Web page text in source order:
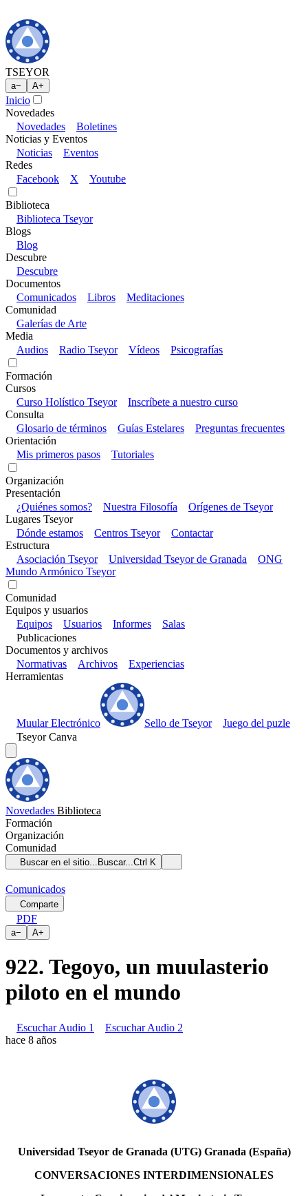
TSEYOR
a− A+
Inicio
Novedades
Novedades
Boletines
Noticias y Eventos
Noticias
Eventos
Redes
Facebook
X Youtube
Biblioteca
Biblioteca Tseyor
Blogs
Blog
Descubre
Descubre
Documentos
Comunicados
Libros
Meditaciones
Comunidad
Galerías de Arte
Media
Audios
Radio Tseyor Vídeos Psicografías
Formación
Cursos
Curso Holístico Tseyor
Inscríbete a nuestro curso
Consulta
Glosario de términos
Guías Estelares
Preguntas frecuentes
Orientación
Mis primeros pasos
Tutoriales
Organización
Presentación
¿Quiénes somos?
Nuestra Filosofía
Orígenes de Tseyor
Lugares Tseyor
Dónde estamos
Centros Tseyor
Contactar
Estructura
Asociación Tseyor
Universidad Tseyor de Granada
ONG
Mundo Armónico Tseyor
Comunidad
Equipos y usuarios
Equipos
Usuarios Informes
Salas
Publicaciones
Documentos y archivos
Normativas
Archivos
Experiencias
Herramientas
Muular Electrónico Sello de Tseyor
Juego del puzle
Tseyor Canva
Novedades Biblioteca
Formación
Organización
Comunidad
Buscar en el sitio... Buscar...Ctrl K
Comunicados
Comparte
PDF
a− A+
922. Tegoyo, un muulasterio
piloto en el mundo
Escuchar Audio 1
Escuchar Audio 2
hace 8 años
Universidad Tseyor de Granada (UTG) Granada (España)
CONVERSACIONES INTERDIMENSIONALES